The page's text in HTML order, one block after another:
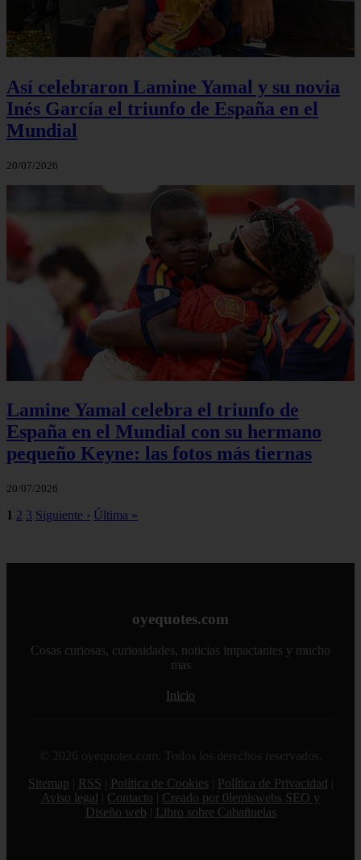
Así celebraron Lamine Yamal y su novia
Inés García el triunfo de España en el
Mundial
20/07/2026
Lamine Yamal celebra el triunfo de
España en el Mundial con su hermano
pequeño Keyne: las fotos más tiernas
20/07/2026
1 2 3 Siguiente › Última »
oyequotes.com
Cosas curiosas, curiosidades, noticias impactantes y mucho
mas
Inicio
© 2026 oyequotes.com. Todos los derechos reservados.
Sitemap
RSS Política de Cookies Política de Privacidad
Aviso legal
Contacto
Creado por 0lemiswebs SEO y
Diseño web
Libro sobre Cabañuelas